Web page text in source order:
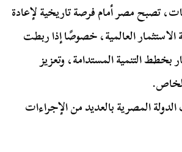
تصبح مصر أمام فرصة تاريخية لإعادة
العالمية، خصوصًا إذا ربطت
التنمية المستدامة، وتعزيز
المصرية بالعديد من الإجراءات